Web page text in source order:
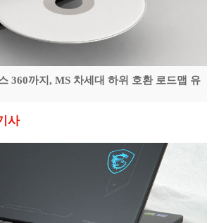
360까지, MS 차세대 하위 호환 로드맵 유
사